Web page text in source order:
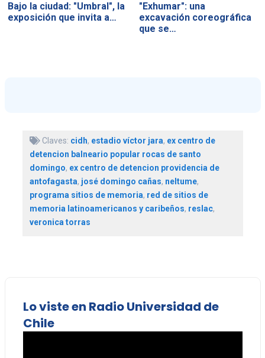
Bajo la ciudad: "Umbral", la
exposición que invita a…
"Exhumar": una
excavación coreográfica
que se…
Claves: cidh, estadio víctor jara, ex centro de
detencion balneario popular rocas de santo
domingo, ex centro de detencion providencia de
antofagasta, josé domingo cañas, neltume,
programa sitios de memoria, red de sitios de
memoria latinoamericanos y caribeños, reslac,
veronica torras
Lo viste en Radio Universidad de
Chile